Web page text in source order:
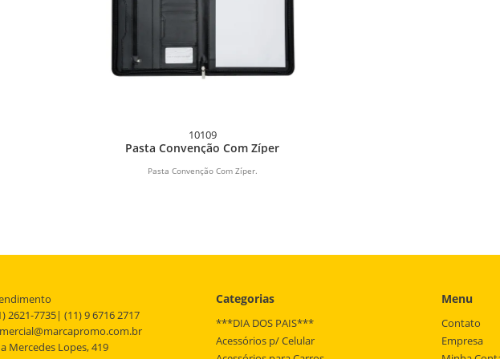
10109
Pasta Convenção Com Zíper
Pasta Convenção Com Zíper.
2621-7735| (11) 9 6716 2717
Mercedes Lopes, 419
Categorias
***DIA DOS PAIS***
Acessórios p/ Celular
Menu
Contato
Empresa